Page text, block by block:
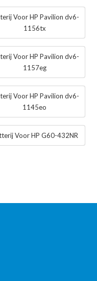
Voor HP Pavilion dv6-
1156tx
Voor HP Pavilion dv6-
1157eg
Voor HP Pavilion dv6-
1145eo
Voor HP G60-432NR